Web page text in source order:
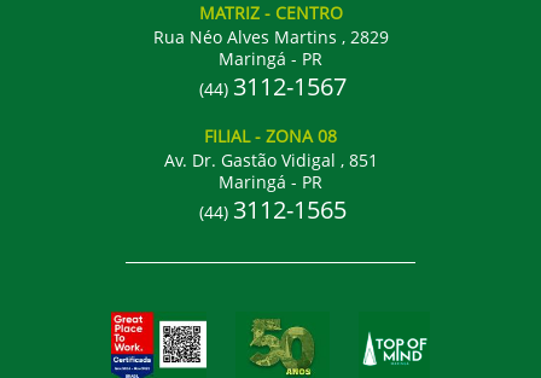
MATRIZ - CENTRO
Rua Néo Alves Martins , 2829
Maringá - PR
(44) 3112-1567
FILIAL- ZONA 08
Av. Dr. Gastão Vidigal , 851
Maringá - PR
(44) 3112-1565